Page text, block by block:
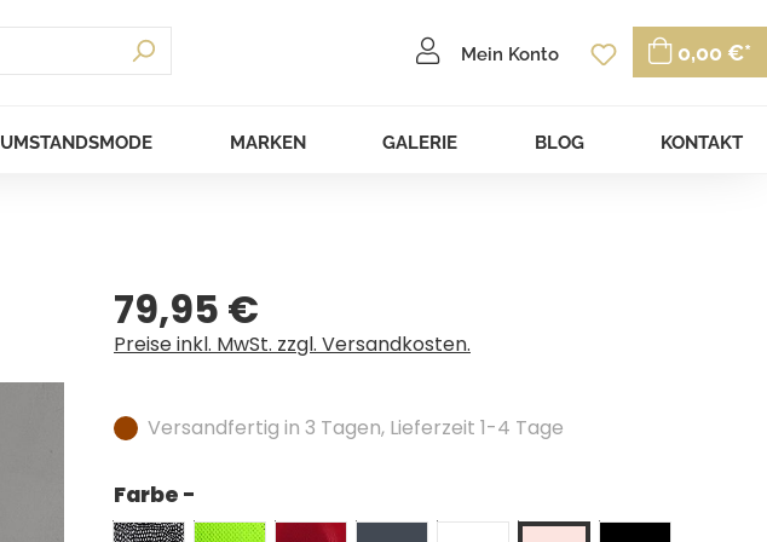
Mein Konto Du hast 0
0,00 €*
UMSTANDSMODE MARKEN GALERIE BLOG KONTAKT
Regulärer Preis:
79,95 €
Preise inkl. MwSt. zzgl. Versandkosten.
Versandfertig in 3 Tagen, Lieferzeit 1-4 Tage
Farbe -